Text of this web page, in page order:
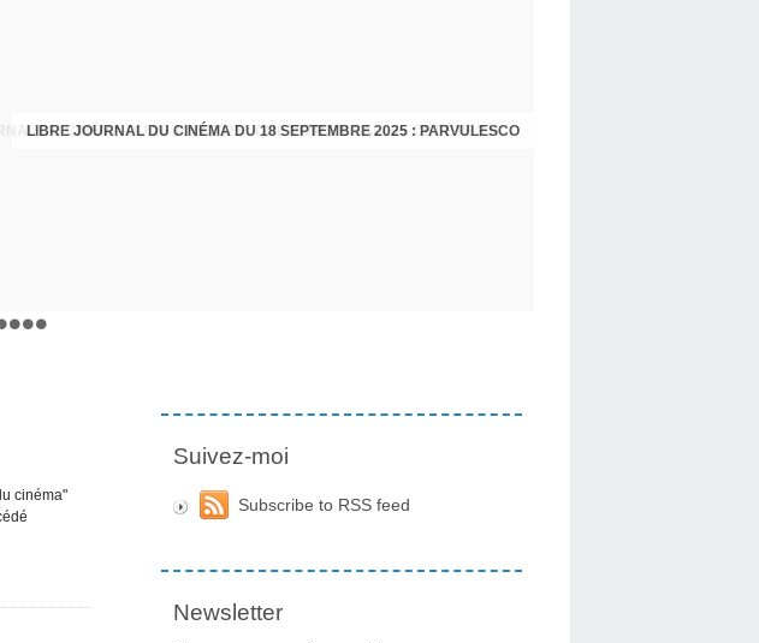
LIBRE JOURNAL DU CINÉMA DU 18 SEPTEMBRE 2025 : PARVULESCO
LIBRE JOURNAL DU CINÉMA DU 26 JUIN 2025 : QUE VOIR EN SALLES CET ÉTÉ ? HOMMAGE À MARCEL OPHULS
cinéma"
Suivez-moi
Subscribe to RSS feed
Newsletter